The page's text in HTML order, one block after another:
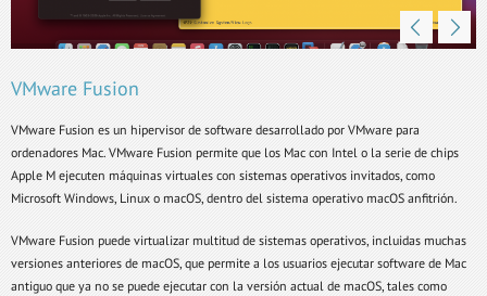
VMware Fusion
VMware Fusion es un hipervisor de software desarrollado por VMware para
ordenadores Mac. VMware Fusion permite que los Mac con Intel o la serie de chips
Apple M ejecuten máquinas virtuales con sistemas operativos invitados, como
Microsoft Windows, Linux o macOS, dentro del sistema operativo macOS anfitrión.
VMware Fusion puede virtualizar multitud de sistemas operativos, incluidas muchas
versiones anteriores de macOS, que permite a los usuarios ejecutar software de Mac
antiguo que ya no se puede ejecutar con la versión actual de macOS, tales como